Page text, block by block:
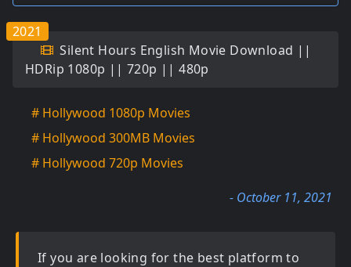
Silent Hours English Movie Download ||
HDRip 1080p || 720p || 480p
2021
# Hollywood 1080p Movies
# Hollywood 300MB Movies
# Hollywood 720p Movies
- October 11, 2021
If you are looking for the best platform to